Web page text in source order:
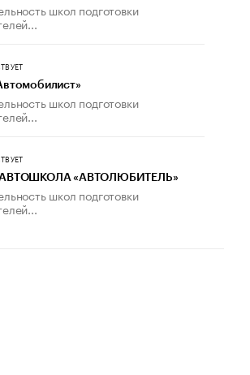
школ подготовки
школ подготовки
АВТОШКОЛА «АВТОЛЮБИТЕЛЬ»
школ подготовки